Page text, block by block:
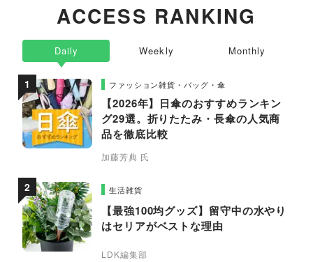
ACCESS RANKING
Daily
ファッション雑貨・バッグ・傘
【2026年】日傘のおすすめランキン
グ29選。折りたたみ・長傘の人気商
品を徹底比較
加藤芳典 氏
生活雑貨
【最強100均グッズ】留守中の水やり
はセリアがベストな理由
LDK編集部
Weekly Monthly